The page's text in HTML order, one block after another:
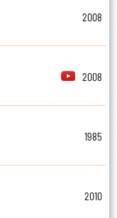
2008
2008
1985
2010